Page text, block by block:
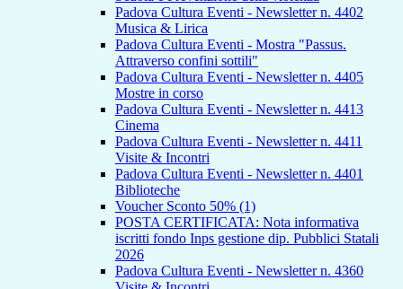
Padova Cultura Eventi - Newsletter n. 4402
Musica & Lirica
Padova Cultura Eventi - Mostra "Passus.
Attraverso confini sottili"
Padova Cultura Eventi - Newsletter n. 4405
Mostre in corso
Padova Cultura Eventi - Newsletter n. 4413
Cinema
Padova Cultura Eventi - Newsletter n. 4411
Visite & Incontri
Padova Cultura Eventi - Newsletter n. 4401
Biblioteche
Voucher Sconto 50% (1)
POSTA CERTIFICATA: Nota informativa
iscritti fondo Inps gestione dip. Pubblici Statali
2026
Padova Cultura Eventi - Newsletter n. 4360